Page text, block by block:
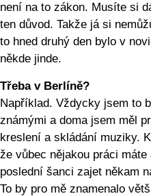
není na to zákon. Musíte si
ten důvod. Takže já si
to hned druhý den bylo v
někde jinde.
Třeba v Berlíně?
Například. Vždycky jsem to
známými a doma jsem měl
kreslení a skládání muziky.
že vůbec nějakou práci
poslední šanci zajet někam
To by pro mě znamenalo